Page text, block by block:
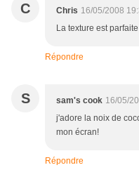
C Chris 16/05/2008
La texture est
Répondre
S sam's cook 16/05/
j'adore la noix de
mon écran!
Répondre